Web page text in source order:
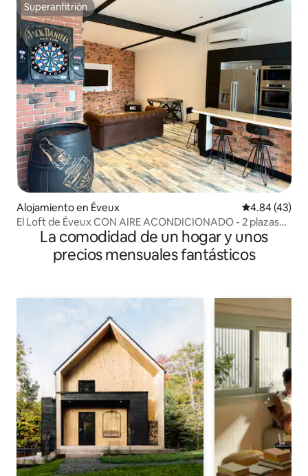
Superanfitrión
Superanfitrión
Alojamiento en Éveux Calificación
4.84 (43)
El Loft de Éveux CON AIRE ACONDICIONADO - 2 plazas
de aparcamiento
La comodidad de un hogar y unos
precios mensuales fantásticos